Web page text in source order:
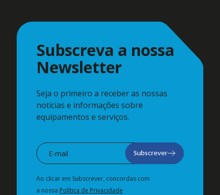
Subscreva a nossa
Newsletter
Seja o primeiro a receber as nossas
notícias e informações sobre
equipamentos e serviços.
Subscrever
Ao clicar em Subscrever, concordas com
a nossa Política de Privacidade